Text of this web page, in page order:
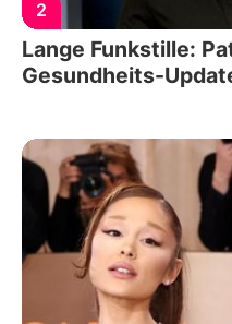
2
Lange Funkstille:
Gesundheits-